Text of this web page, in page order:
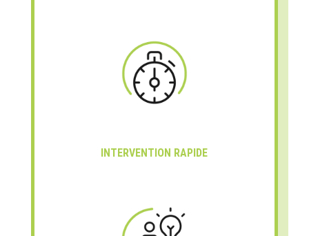
INTERVENTION RAPIDE